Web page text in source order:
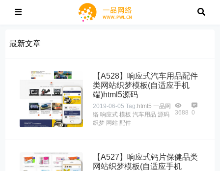
最新文章
【A528】响应式汽车用品配件
类网站织梦模板(自适应手机
端)html5源码
2019-06-05 Tag: html5 一品网
络 响应式 模板 汽车用品 源码
织梦 网站 配件
3688 0
【A527】响应式钙片保健品类
网站织梦模板(自适应手机